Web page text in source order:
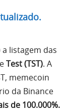
listagem das
eTest (TST). A
memecoin
da Binance
de 100.000%.